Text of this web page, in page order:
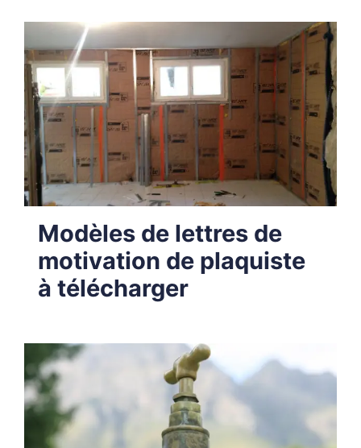
Modèles de lettres de
motivation de plaquiste
à télécharger